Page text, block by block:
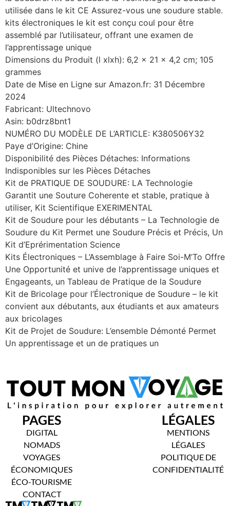
utilisée dans le kit CE Assurez-vous une soudure stable.
kits électroniques le kit est conçu coul pour être
assemblé par l’utilisateur, offrant une examen de
l’apprentissage unique
Dimensions du Produit (l xlxh): 6,2 x 21 x 4,2 cm; 105
grammes
Date de Mise en Ligne sur Amazon.fr: 31 Décembre
2024
Fabricant: Ultechnovo
Asin: b0drz8bnt1
NUMÉRO DU MODÈLE DE L’ARTICLE: K380506Y32
Paye d’Origine: Chine
Disponibilité des Pièces Détaches: Informations
Indisponibles sur les Pièces Détaches
Kit de PRATIQUE DE SOUDURE: LA Technologie
Garantit une Souture Coherente et stable, pratique à
utiliser, Kit Scientifique EXERIMENTAL
Kit de Soudure pour les débutants – La Technologie de
Soudure du Kit Permet une Soudure Précis et Précis, Un
Kit d’Eprérimentation Science
Kits Électroniques – L’Assemblage à Faire Soi-M’To Offre
Une Opportunité et unive de l’apprentissage uniques et
Engageants, un Tableau de Pratique de la Soudure
Kit de Bricolage pour l’Électronique de Soudure – le kit
convient aux débutants, aux étudiants et aux amateurs
aux bricolages
Kit de Projet de Soudure: L’ensemble Démonté Permet
Un apprentissage et un de pratiques un
PAGES
DIGITAL
NOMADS
VOYAGES
ÉCONOMIQUES
ÉCO-TOURISME
CONTACT
LÉGALES
MENTIONS
LÉGALES
POLITIQUE DE
CONFIDENTIALITÉ